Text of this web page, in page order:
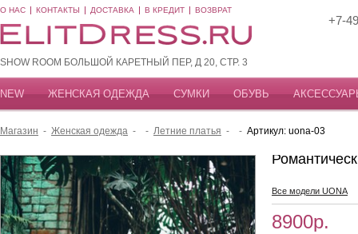
О НАС КОНТАКТЫ ДОСТАВКА В КРЕДИТ ВОЗВРАТ
SHOW ROOM БОЛЬШОЙ КАРЕТНЫЙ ПЕР, Д 20, СТР. 3
+7-
NEW ЖЕНСКАЯ ОДЕЖДА СУМКИ ОБУВЬ
Магазин - Женская одежда - - Летние платья - - Артикул: uona-03
Все модели UONA
8900р.